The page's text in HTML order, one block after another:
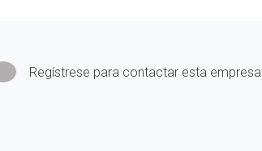
Regístrese para contactar esta empresa